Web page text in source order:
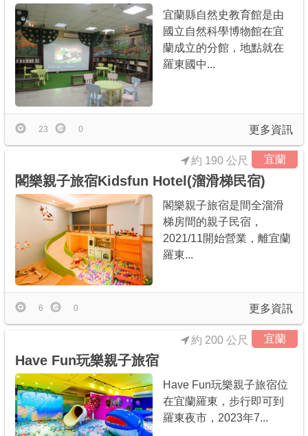
宜蘭縣自然史教育館是由
國立自然科學博物館在宜
蘭成立的分館，地點就在
羅東國中...
更多資訊
23 0
宜蘭
閣樂親子旅宿Kidsfun Hotel(溜滑梯民宿)
約 190 公尺
閣樂親子旅宿是間全溜滑
梯房間的親子民宿，
2021/11開始營業，離宜蘭
羅東...
更多資訊
6 0
宜蘭
Have Fun玩樂親子旅宿
約 200 公尺
Have Fun玩樂親子旅宿位
在宜蘭羅東，步行即可到
羅東夜市，2023年7...